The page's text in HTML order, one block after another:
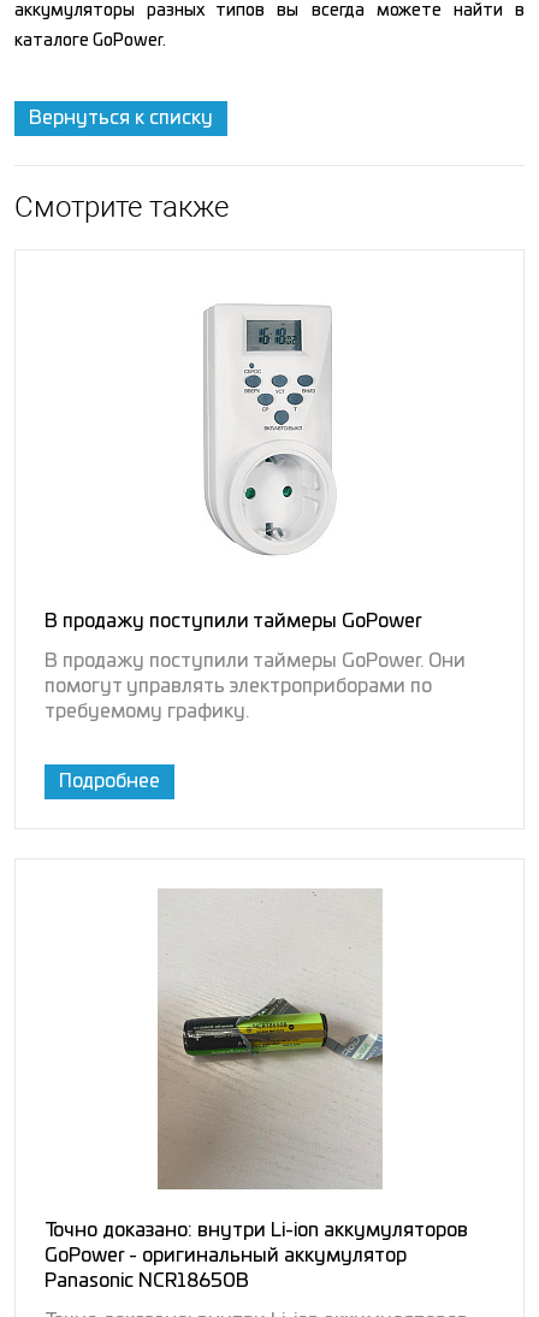
аккумуляторы разных типов вы всегда можете найти в
каталоге GoPower.
Вернуться к списку
Смотрите также
В продажу поступили таймеры GoPower
В продажу поступили таймеры GoPower. Они
помогут управлять электроприборами по
требуемому графику.
Подробнее
Точно доказано: внутри Li-ion аккумуляторов
GoPower - оригинальный аккумулятор
Panasonic NCR18650B